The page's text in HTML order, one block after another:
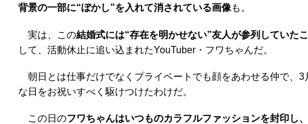
背景の一部に“ぼかし”を入れて消されている画像 も。
実は、この結婚式には“存在を明かせない”友人が参列していた
して、活動休止に追い込まれたYouTuber・フワちゃんだ。
朝日とは仕事だけでなくプライベートでも顔をあわせる仲で、3
な日をお祝いすべく駆けつけたわけだ。
この日のフワちゃんはいつものカラフルファッションを封印し